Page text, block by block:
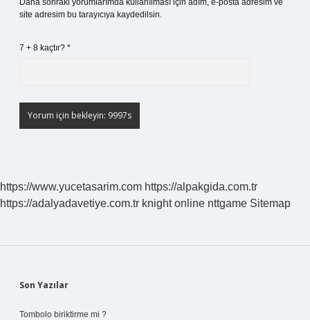
Daha sonraki yorumlarımda kullanılması için adım, e-posta adresim ve
site adresim bu tarayıcıya kaydedilsin.
7 + 8 kaçtır? *
https://www.yucetasarim.com https://alpakgida.com.tr
https://adalyadavetiye.com.tr knight online nttgame Sitemap
Sidebar
Son Yazılar
Tombolo biriktirme mi ?